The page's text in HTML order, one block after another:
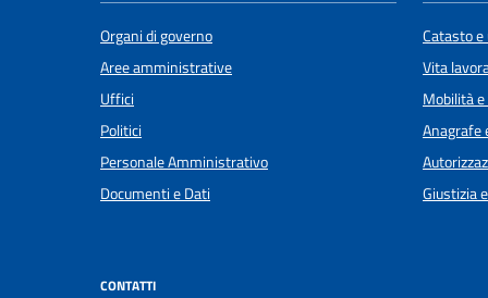
Organi di governo
Aree amministrative
Uffici
Politici
Personale Amministrativo
Documenti e Dati
Catasto
Vita
Mobilità
Anagrafe
Giustizia
CONTATTI